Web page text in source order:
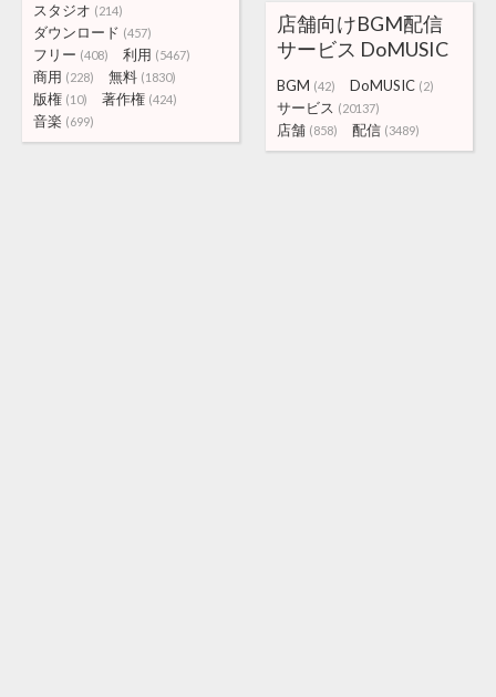
スタジオ (214)
ダウンロード (457)
フリー (408) 利用 (5467)
商用 (228) 無料 (1830)
版権 (10) 著作権 (424)
音楽 (699)
店舗向けBGM配信
サービス DoMUSIC
BGM (42) DoMUSIC (2)
サービス (20137)
店舗 (858) 配信 (3489)